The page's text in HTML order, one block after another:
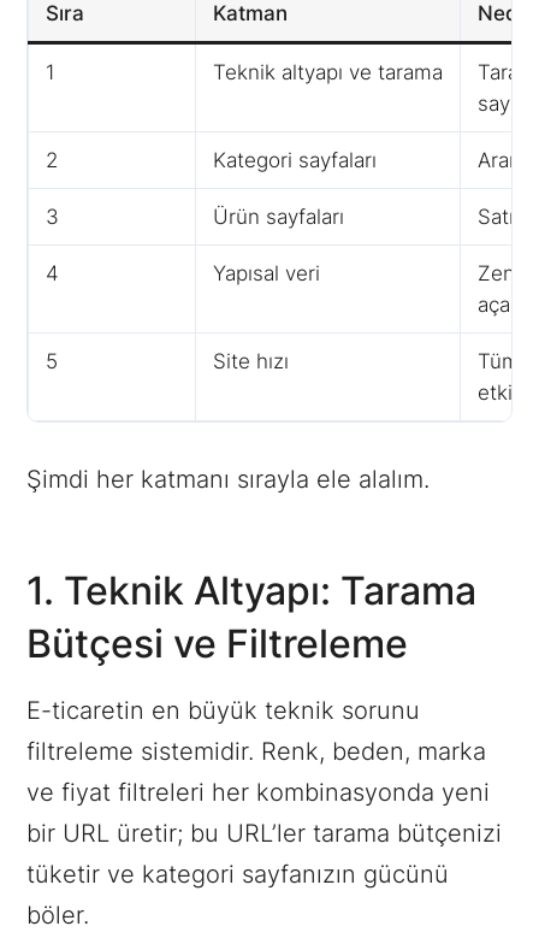
Sıra Katman
1 Teknik altyapı ve tarama
sayılır
2 Kategori sayfaları
3 Ürün sayfaları Satış
4 Yapısal veri
açar
5 Site hızı
Tüm
etkiler
Şimdi her katmanı sırayla ele alalım.
1. Teknik Altyapı: Tarama
Bütçesi ve Filtreleme
E-ticaretin en büyük teknik sorunu
filtreleme sistemidir. Renk, beden, marka
ve fiyat filtreleri her kombinasyonda yeni
bir URL üretir; bu URL’ler tarama bütçenizi
tüketir ve kategori sayfanızın gücünü
böler.